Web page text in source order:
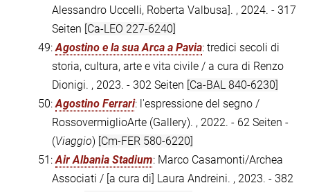
Alessandro Uccelli, Roberta Valbusa]. , 2024. - 317
Seiten [Ca-LEO 227-6240]
49:Agostino e la sua Arca a Pavia: tredici secoli di
storia, cultura, arte e vita civile / a cura di Renzo
Dionigi. , 2023. - 302 Seiten [Ca-BAL 840-6230]
50:Agostino Ferrari: l'espressione del segno /
RossovermiglioArte (Gallery). , 2022. - 62 Seiten -
(Viaggio) [Cm-FER 580-6220]
51:Air Albania Stadium: Marco Casamonti/Archea
Associati / [a cura di] Laura Andreini. , 2023. - 382